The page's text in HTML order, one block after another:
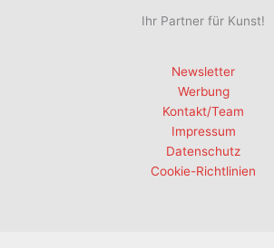
Ihr Partner für Kunst!
Newsletter
Werbung
Kontakt/Team
Impressum
Datenschutz
Cookie-Richtlinien